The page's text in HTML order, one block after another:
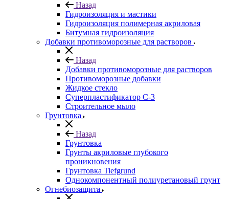
Назад
Гидроизоляция и мастики
Гидроизоляция полимерная акриловая
Битумная гидроизоляция
Добавки противоморозные для растворов
Назад
Добавки противоморозные для растворов
Противоморозные добавки
Жидкое стекло
Суперпластификатор С-3
Строительное мыло
Грунтовка
Назад
Грунтовка
Грунты акриловые глубокого
проникновения
Грунтовка Tiefgrund
Однокомпонентный полиуретановый грунт
Огнебиозащита